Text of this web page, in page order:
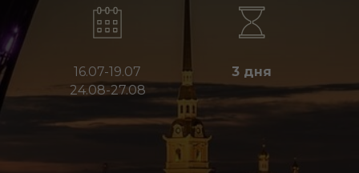
16.07-19.07
24.08-27.08
3 дня